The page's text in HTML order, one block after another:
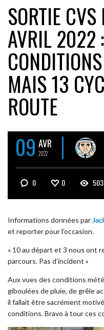
SORTIE
AVRIL 2022
MAIS 13
ROUTE
09 AVR
2022
0 0 503
Informations données par
et reporter pour l’occasion.
« 10 au départ et 3 nous ont
parcours. Pas d’incident »
Aux vues des conditions
giboulées de pluie, de grêle
il fallait être sacrément
conditions. Bravo à tour ces